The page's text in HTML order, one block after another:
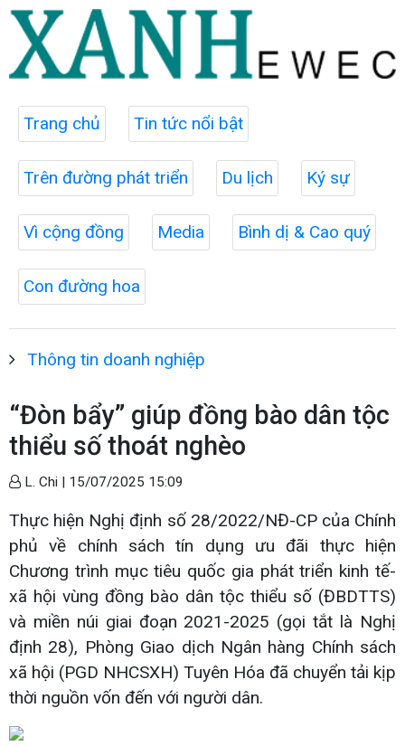
Trang chủ Tin tức nổi bật
Trên đường phát triển Du lịch Ký sự
Vì cộng đồng Media Bình dị & Cao quý
Con đường hoa
Thông tin doanh nghiệp
“Đòn bẩy” giúp đồng bào dân tộc
thiểu số thoát nghèo
L. Chi | 15/07/2025 15:09
Thực hiện Nghị định số 28/2022/NĐ-CP của Chính
phủ về chính sách tín dụng ưu đãi thực hiện
Chương trình mục tiêu quốc gia phát triển kinh tế-
xã hội vùng đồng bào dân tộc thiểu số (ĐBDTTS)
và miền núi giai đoạn 2021-2025 (gọi tắt là Nghị
định 28), Phòng Giao dịch Ngân hàng Chính sách
xã hội (PGD NHCSXH) Tuyên Hóa đã chuyển tải kịp
thời nguồn vốn đến với người dân.